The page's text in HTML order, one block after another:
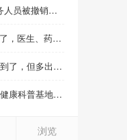
禁业10年！国家卫健委通报：多名医务人员被撤销职称职务、取消晋升资格
3万元回扣就坐牢！医药反腐最严令来了，医生、药企、医药代表将无一幸免
上海医保“放大招”：进口药在医院能买到了，但多出的钱你得自己掏！
科普惠民护健康 便民服务进社区 省级健康科普基地活动周启幕
浏览